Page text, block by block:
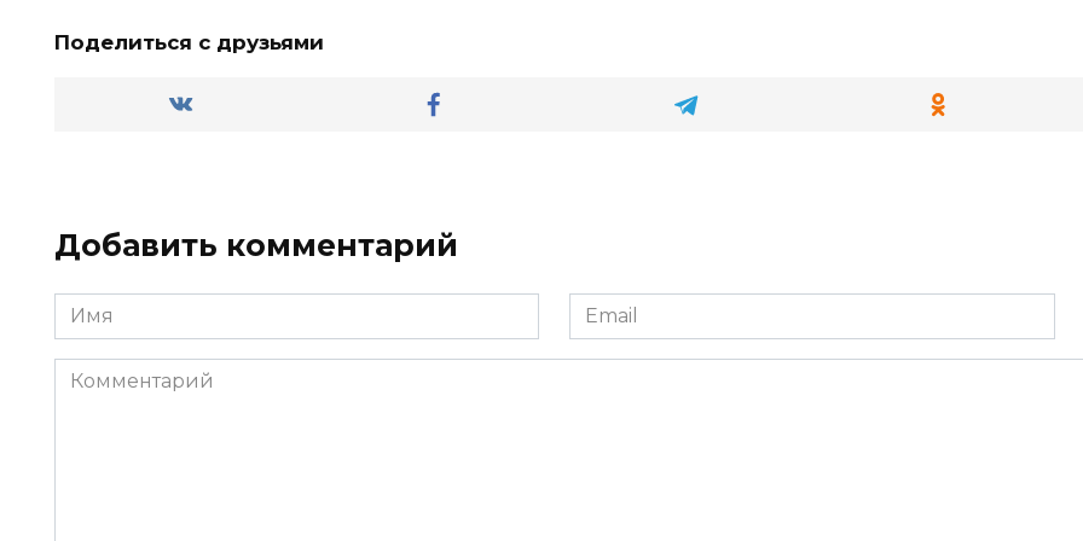
Поделиться с друзьями
Добавить комментарий
Имя
*
Email
*
Комментарий